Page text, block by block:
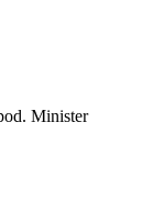
Minister